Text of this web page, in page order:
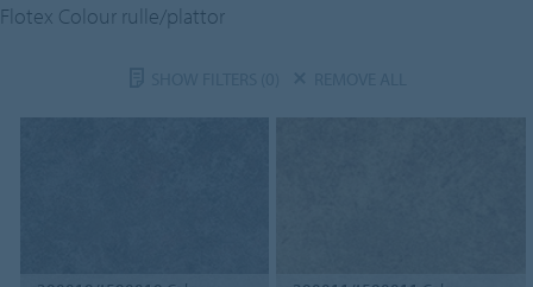
Flotex Colour rulle/plattor